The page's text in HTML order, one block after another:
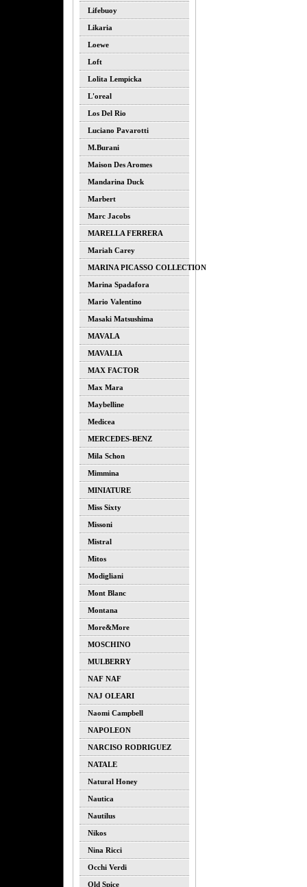
Lifebuoy
Likaria
Loewe
Loft
Lolita Lempicka
L'oreal
Los Del Rio
Luciano Pavarotti
M.burani
Maison Des Aromes
Mandarina Duck
Marbert
Marc Jacobs
MARELLA FERRERA
Mariah Carey
MARINA PICASSO COLLECTION
Marina Spadafora
Mario Valentino
Masaki Matsushima
MAVALA
MAVALIA
MAX FACTOR
Max Mara
Maybelline
Medicea
MERCEDES-BENZ
Mila Schon
Mimmina
MINIATURE
Miss Sixty
Missoni
Mistral
Mitos
Modigliani
Mont Blanc
Montana
More&more
MOSCHINO
MULBERRY
NAF NAF
NAJ OLEARI
Naomi Campbell
NAPOLEON
NARCISO RODRIGUEZ
NATALE
Natural Honey
Nautica
Nautilus
Nikos
Nina Ricci
Occhi Verdi
Old Spice